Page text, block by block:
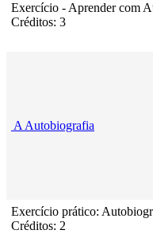
Exercício - Aprender com
Créditos: 3
A Autobiografia
Exercício prático:
Créditos: 2